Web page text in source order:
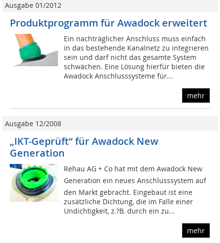
Ausgabe 01/2012
Produktprogramm für Awadock erweitert
Ein nachträglicher Anschluss muss einfach
in das bestehende Kanalnetz zu integrieren
sein und darf nicht das gesamte System
schwächen. Eine Lösung hierfür bieten die
Awadock Anschlusssysteme für...
mehr
Ausgabe 12/2008
„IKT-Geprüft“ für Awadock New
Generation
Rehau AG + Co hat mit dem Awadock New
Generation ein neues Anschlusssystem auf
den Markt gebracht. Eingebaut ist eine
zusätzliche Dichtung, die im Falle einer
Undichtigkeit, z.?B. durch ein zu...
mehr